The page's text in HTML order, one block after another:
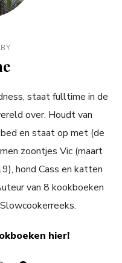
staat fulltime in de
over. Houdt van
en staat op met (de
zoontjes Vic (maart
hond Cass en katten
van 8 kookboeken
hier!